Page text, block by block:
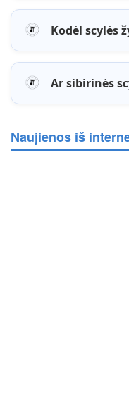
Kodėl scylės
Ar sibirinės
Naujienos iš